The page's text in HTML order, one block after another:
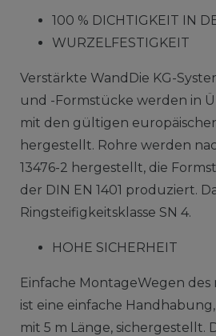
100 % DICHTIGKEIT IN
WURZELFESTIGKEIT
Verstärkte WandDie KG-
und -Formstücke werden in
mit den gültigen
hergestellt. Rohre werden
13476-2 hergestellt, die
der DIN EN 1401 produziert.
Ringsteifigkeitsklasse SN 4.
HOHE SICHERHEIT
Einfache MontageWegen
ist eine einfache
mit 5 m Länge, sichergestellt.